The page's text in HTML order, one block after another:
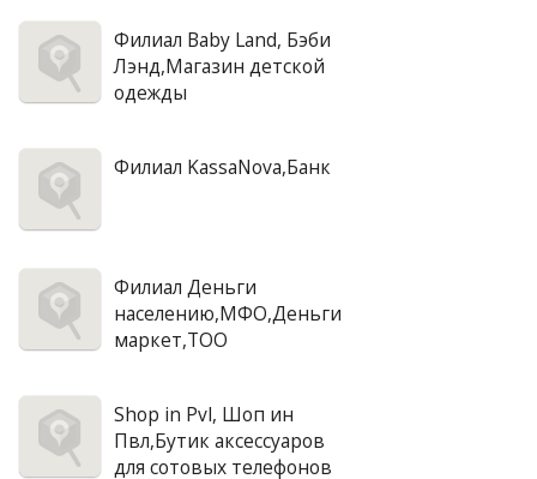
Филиал Baby Land, Бэби
Лэнд,Магазин детской
одежды
Филиал KassaNova,Банк
Филиал Деньги
населению,МФО,Деньги
маркет,ТОО
Shop in Pvl, Шоп ин
Пвл,Бутик аксессуаров
для сотовых телефонов